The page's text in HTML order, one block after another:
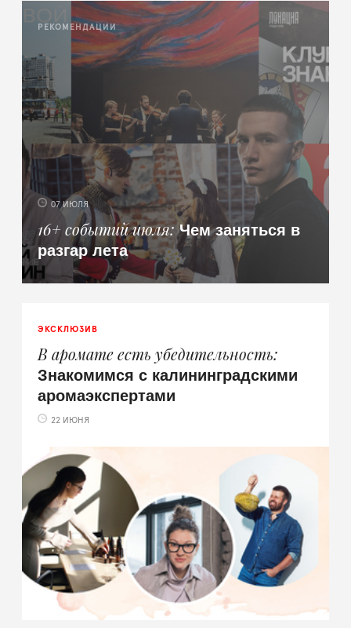
РЕКОМЕНДАЦИИ
07 ИЮЛЯ
16+ событий июля Чем заняться в
разгар лета
ЭКСКЛЮЗИВ
В аромате есть убедительность
Знакомимся с калининградскими
аромаэкспертами
22 ИЮНЯ